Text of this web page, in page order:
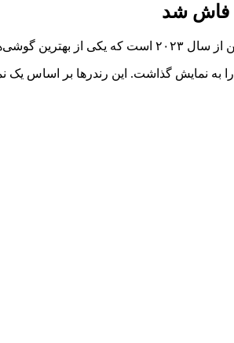
دیروز یک افشاگری جدید، اولین تصاویر رندر از وان‌پلاس اوپن ۲